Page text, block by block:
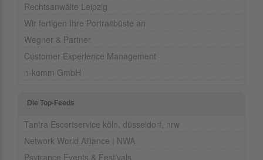
Rechtsanwälte Leipzig
Wir fertigen Ihre Portraitbüste an
Wegner & Partner
Customer Experience Management
n-komm GmbH
Die Top-Feeds
Tantra Escortservice köln, düsseldorf, nrw
Network World Alliance | NWA
Psytrance Events & Festivals